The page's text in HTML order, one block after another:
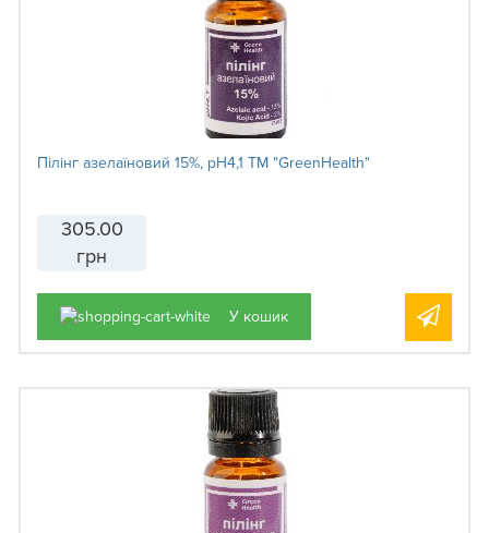
Пілінг азелаїновий 15%, рН4,1 ТМ "GreenHealth"
305.00
грн
У кошик